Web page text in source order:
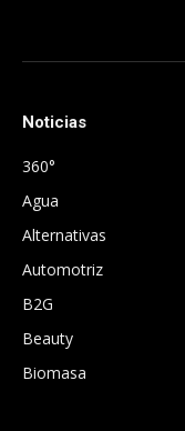
Noticias
360°
Agua
Alternativas
Automotriz
B2G
Beauty
Biomasa